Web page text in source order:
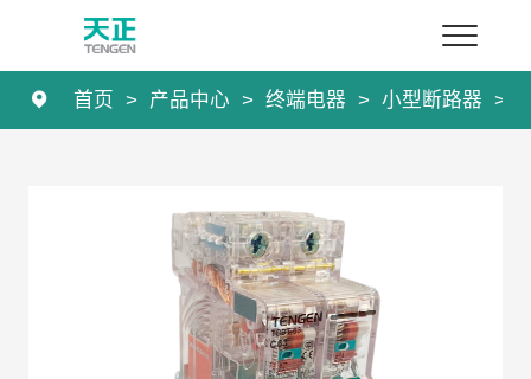
首页 首页 > 产品中心 > 终端电器 > 小型断路器 >